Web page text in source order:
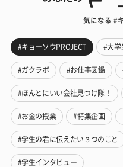
気になる #
#キョーソウPROJECT #大学
#ガクラボ #お仕事図鑑
#ほんとにいい会社見つけ隊！
#お金の授業 #特集企画
#学生の君に伝えたい３つのこと
#学生インタビュー